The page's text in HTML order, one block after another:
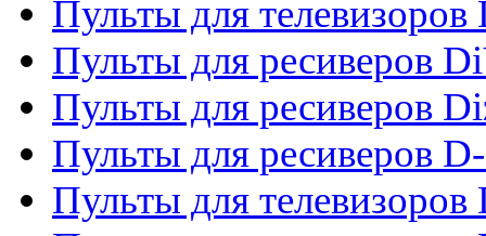
Пульты для телевизоров
Пульты для ресиверов
Пульты для ресиверов
Пульты для ресиверов
Пульты для телевизоров